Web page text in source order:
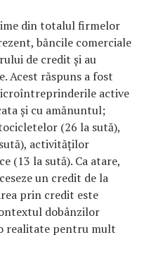
din totalul firmelor
băncile comerciale
de credit și au
Acest răspuns a fost
active
și cu amănuntul;
(26 la sută),
activităților
(13 la sută). Ca atare,
un credit de la
prin credit este
dobânzilor
realitate pentru mult